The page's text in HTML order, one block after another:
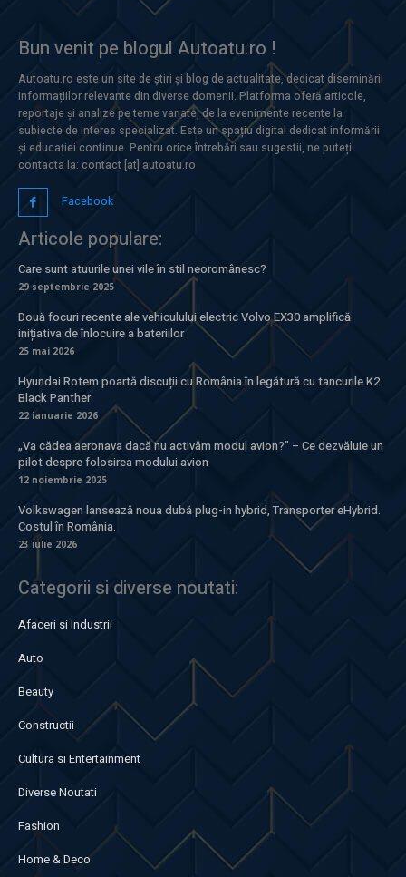
Bun venit pe blogul Autoatu.ro !
Autoatu.ro este un site de știri și blog de actualitate, dedicat diseminării
informațiilor relevante din diverse domenii. Platforma oferă articole,
reportaje și analize pe teme variate, de la evenimente recente la
subiecte de interes specializat. Este un spațiu digital dedicat informării
și educației continue. Pentru orice întrebări sau sugestii, ne puteți
contacta la: contact [at] autoatu.ro
Facebook
Articole populare:
Care sunt atuurile unei vile în stil neoromânesc?
29 septembrie 2025
Două focuri recente ale vehiculului electric Volvo EX30 amplifică
inițiativa de înlocuire a bateriilor
25 mai 2026
Hyundai Rotem poartă discuții cu România în legătură cu tancurile K2
Black Panther
22 ianuarie 2026
„Va cădea aeronava dacă nu activăm modul avion?” – Ce dezvăluie un
pilot despre folosirea modului avion
12 noiembrie 2025
Volkswagen lansează noua dubă plug-in hybrid, Transporter eHybrid.
Costul în România.
23 iulie 2026
Categorii si diverse noutati:
Afaceri si Industrii
Auto
Beauty
Constructii
Cultura si Entertainment
Diverse Noutati
Fashion
Home & Deco